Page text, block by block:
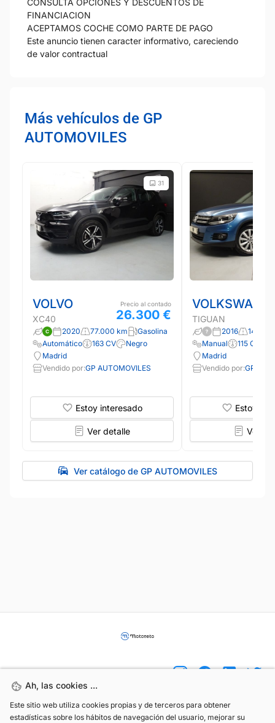
FINANCIACION
ACEPTAMOS COCHE COMO PARTE DE PAGO
Este anuncio tienen caracter informativo, careciendo
de valor contractual
Más vehículos de GP
AUTOMOVILES
31
VOLVO
XC40
Precio al contado
26.300 €
2020 77.000 km
Gasolina
Automático
163 CV
Negro
Madrid
Vendido por:GP AUTOMOVILES
Estoy interesado
Ver detalle
TIGUAN
2016
Manual
115 CV
Madrid
Vendido por:GP
Estoy
Ver
Ver catálogo de GP AUTOMOVILES
Ah, las cookies ...
Este sitio web utiliza cookies propias y de terceros para obtener
estadísticas sobre los hábitos de navegación del usuario, mejorar su
Ah, las cookies ...
Este sitio web utiliza cookies propias y de terceros para obtener
estadísticas sobre los hábitos de navegación del usuario, mejorar su
(+34) 744 408 070